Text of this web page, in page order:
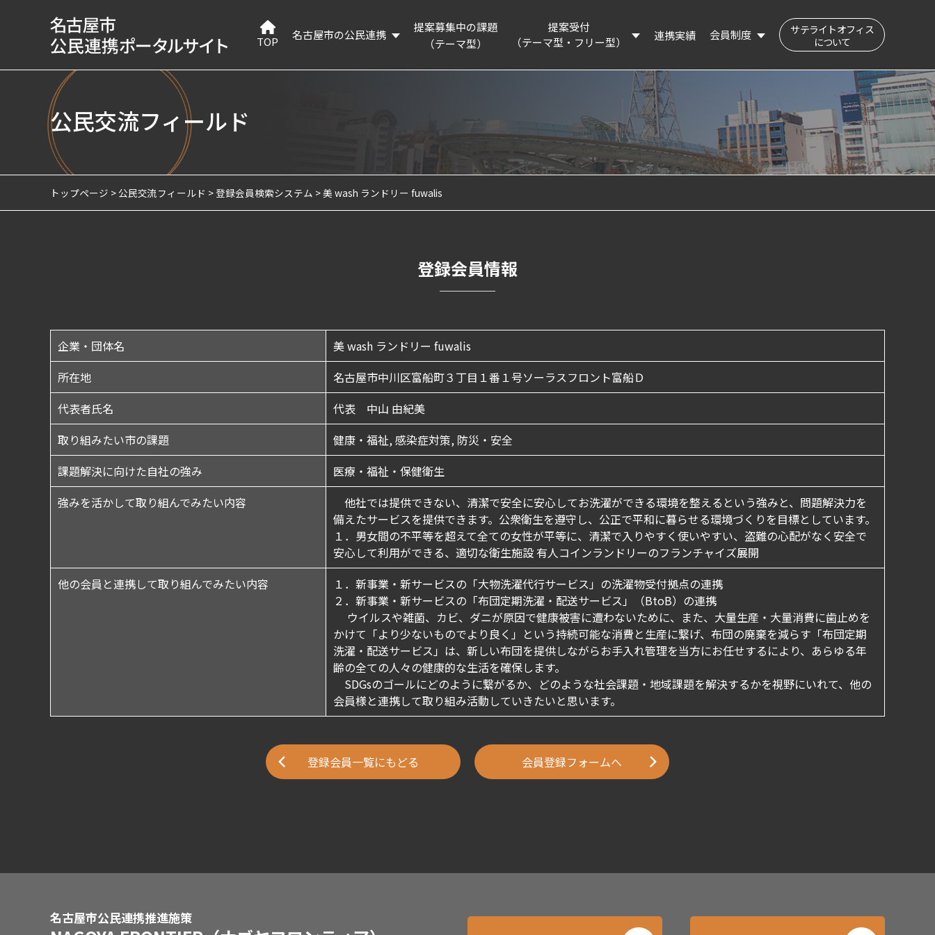
TOP 名古屋市の公民連携
名古屋市の認証・パートナー制度等の紹介
企業版ふるさと納税制度の紹介
提案募集中の課題
（テーマ型）
提案受付
（テーマ型・フリー型）
連携実績 会員制度
公民交流フィールド（会員登録はこちら）
登録会員の検索
登録情報の変更
サテライトオフィス
について
公民交流フィールド
トップページ 公民交流フィールド 登録会員検索システム 美 wash ランドリー fuwalis
登録会員情報
企業・団体名
美 wash ランドリー fuwalis
所在地
名古屋市中川区富船町３丁目１番１号ソーラスフロント富船Ｄ
代表者氏名
代表 中山 由紀美
取り組みたい市の課題
健康・福祉, 感染症対策, 防災・安全
課題解決に向けた自社の強み
医療・福祉・保健衛生
強みを活かして取り組んでみたい内容
他社では提供できない、清潔で安全に安心してお洗濯ができる環境を整えるという強みと、問題解決力を
備えたサービスを提供できます。公衆衛生を遵守し、公正で平和に暮らせる環境づくりを目標としています。
１．男女間の不平等を超えて全ての女性が平等に、清潔で入りやすく使いやすい、盗難の心配がなく安全で
安心して利用ができる、適切な衛生施設 有人コインランドリーのフランチャイズ展開
他の会員と連携して取り組んでみたい内容
１．新事業・新サービスの「大物洗濯代行サービス」の洗濯物受付拠点の連携
２．新事業・新サービスの「布団定期洗濯・配送サービス」（BtoB）の連携
ウイルスや雑菌、カビ、ダニが原因で健康被害に遭わないために、また、大量生産・大量消費に歯止めを
かけて「より少ないものでより良く」という持続可能な消費と生産に繋げ、布団の廃棄を減らす「布団定期
洗濯・配送サービス」は、新しい布団を提供しながらお手入れ管理を当方にお任せするにより、あらゆる年
齢の全ての人々の健康的な生活を確保します。
SDGsのゴールにどのように繋がるか、どのような社会課題・地域課題を解決するかを視野にいれて、他の
会員様と連携して取り組み活動していきたいと思います。
登録会員一覧にもどる 会員登録フォームへ
名古屋市公民連携推進施策